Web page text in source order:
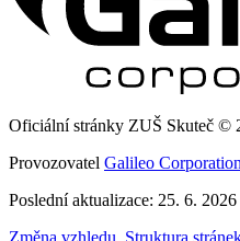
Oficiální stránky ZUŠ Skuteč ©
Provozovatel Galileo
Poslední aktualizace: 25. 6. 2026
Změna vzhledu Struktura